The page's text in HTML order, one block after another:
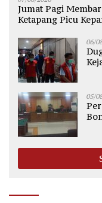
Jumat Pagi
Ketapang Picu
06/
05/